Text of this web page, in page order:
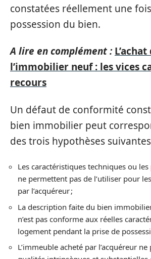
constatées réellement une
possession du bien.
A lire en complément :
l’immobilier neuf : les vices
recours
Un défaut de conformité
bien immobilier peut
des trois hypothèses
Les caractéristiques techniques ou
ne permettent pas de l’utiliser pour
par l’acquéreur ;
La description faite du bien
n’est pas conforme aux réelles
logement pendant la prise de
L’immeuble acheté par l’acquéreur